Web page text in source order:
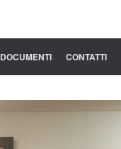
DOCUMENTI CONTATTI